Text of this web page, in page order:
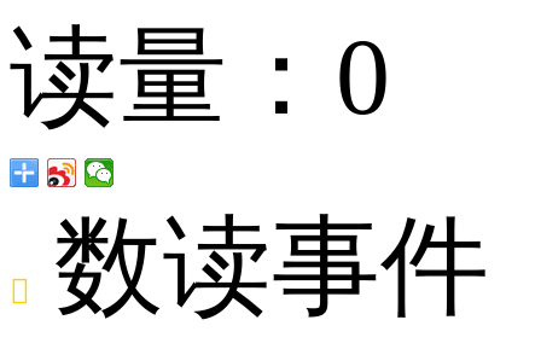
小
编
读量： 0

数读事件